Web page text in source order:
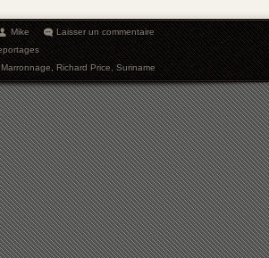
Mike
Laisser un commentaire
Marronnage,Richard Price,Suriname